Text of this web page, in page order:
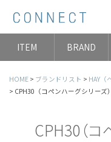
ITEM BRAND
HOME ブランドリスト HAY（
CPH30（コペンハーグシリーズ）
CPH30（コ